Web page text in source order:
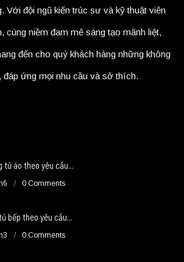
Với đội ngũ kiến trúc sư và kỹ thuật viên
cùng niềm đam mê sáng tạo mãnh liệt,
đến cho quý khách hàng những không
đáp ứng mọi nhu cầu và sở thích.
tủ áo theo yêu cầu...
0 Comments
bếp theo yêu cầu...
0 Comments